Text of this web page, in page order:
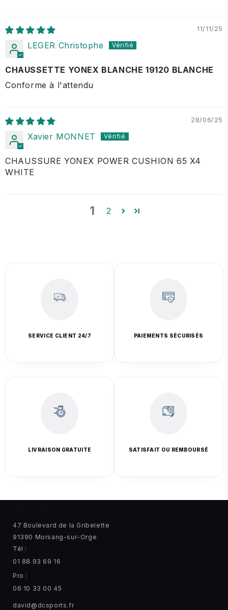
11/11/25
LEGER Christophe
CHAUSSETTE YONEX BLANCHE 19120 BLANCHE
Conforme à l'attendu
28/06/25
Xavier MONNET
CHAUSSURE YONEX POWER CUSHION 65 X4
WHITE
1 2
SERVICE CLIENT 24/7 PAIEMENTS SÉCURISÉS
LIVRAISON GRATUITE SATISFAIT OU REMBOURSÉ
47 Boulevard de la Gribelette
91390 Morsang-sur-Orge
Tél :
01 88 93 69 16
Pro :
06 10 33 00 45
david@dcsports.fr